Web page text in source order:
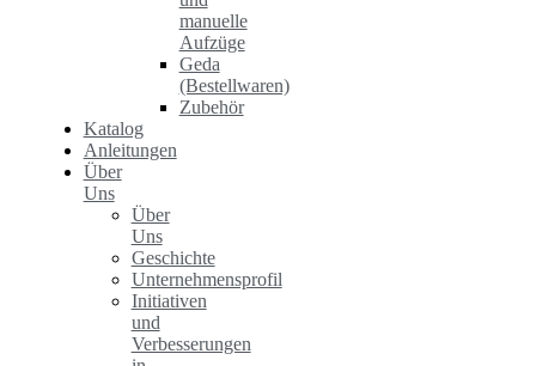
manuelle
Aufzüge
Geda
(Bestellwaren)
Zubehör
Katalog
Anleitungen
Über
Uns
Über
Uns
Geschichte
Unternehmensprofil
Initiativen
und
Verbesserungen